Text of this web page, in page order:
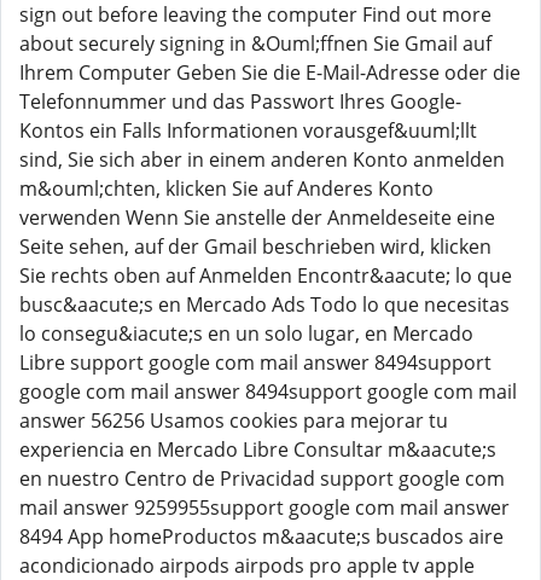
sign out before leaving the computer Find out more
about securely signing in &Ouml;ffnen Sie Gmail auf
Ihrem Computer Geben Sie die E-Mail-Adresse oder die
Telefonnummer und das Passwort Ihres Google-
Kontos ein Falls Informationen vorausgef&uuml;llt
sind, Sie sich aber in einem anderen Konto anmelden
m&ouml;chten, klicken Sie auf Anderes Konto
verwenden Wenn Sie anstelle der Anmeldeseite eine
Seite sehen, auf der Gmail beschrieben wird, klicken
Sie rechts oben auf Anmelden Encontr&aacute; lo que
busc&aacute;s en Mercado Ads Todo lo que necesitas
lo consegu&iacute;s en un solo lugar, en Mercado
Libre support google com mail answer 8494support
google com mail answer 8494support google com mail
answer 56256 Usamos cookies para mejorar tu
experiencia en Mercado Libre Consultar m&aacute;s
en nuestro Centro de Privacidad support google com
mail answer 9259955support google com mail answer
8494 App homeProductos m&aacute;s buscados aire
acondicionado airpods airpods pro apple tv apple